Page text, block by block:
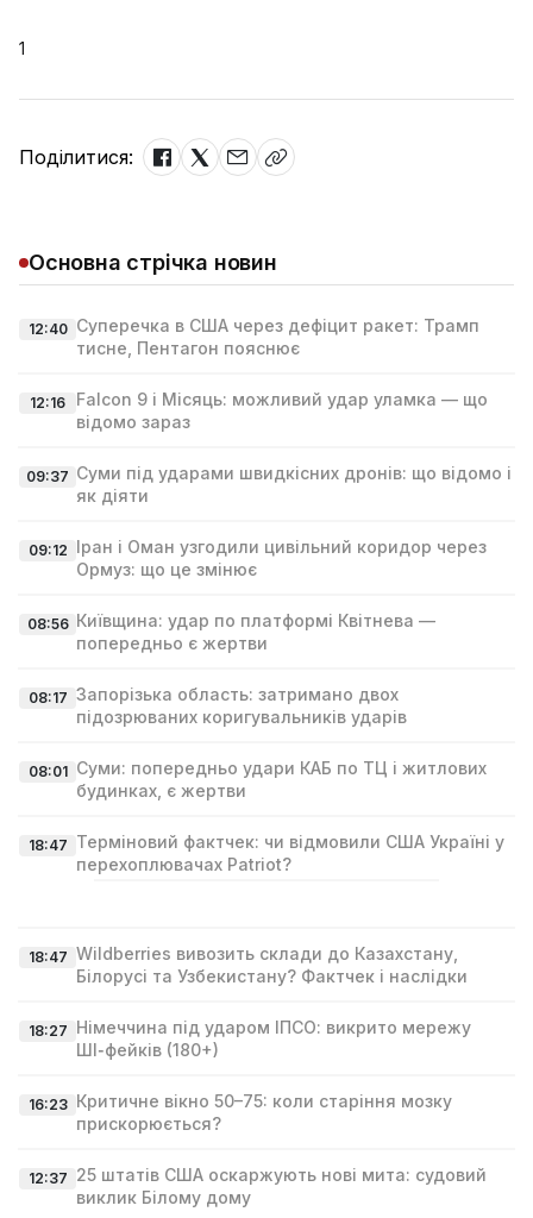
1
Поділитися:
Основна стрічка новин
12:40 Суперечка в США через дефіцит ракет: Трамп
тисне, Пентагон пояснює
12:16
Falcon 9 і Місяць: можливий удар уламка — що
відомо зараз
09:37 Суми під ударами швидкісних дронів: що відомо і
як діяти
09:12 Іран і Оман узгодили цивільний коридор через
Ормуз: що це змінює
08:56 Київщина: удар по платформі Квітнева —
попередньо є жертви
08:17 Запорізька область: затримано двох
підозрюваних коригувальників ударів
08:01 Суми: попередньо удари КАБ по ТЦ і житлових
будинках, є жертви
18:47 Терміновий фактчек: чи відмовили США Україні у
перехоплювачах Patriot?
18:47 Wildberries вивозить склади до Казахстану,
Білорусі та Узбекистану? Фактчек і наслідки
18:27 Німеччина під ударом ІПСО: викрито мережу
ШІ‑фейків (180+)
16:23 Критичне вікно 50–75: коли старіння мозку
прискорюється?
12:37 25 штатів США оскаржують нові мита: судовий
виклик Білому дому